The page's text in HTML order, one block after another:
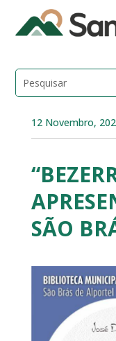
12 Novembro,
SÃO